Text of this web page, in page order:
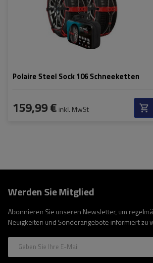
Polaire Steel Sock 106 Schneeketten
159,99 € inkl. MwSt
EN 16662-1,
V5117
Werden Sie Mitglied
Abonnieren Sie unseren Newsletter, um
Neuigkeiten und Sonderangebote informiert zu
Geben Sie Ihre E-Mail